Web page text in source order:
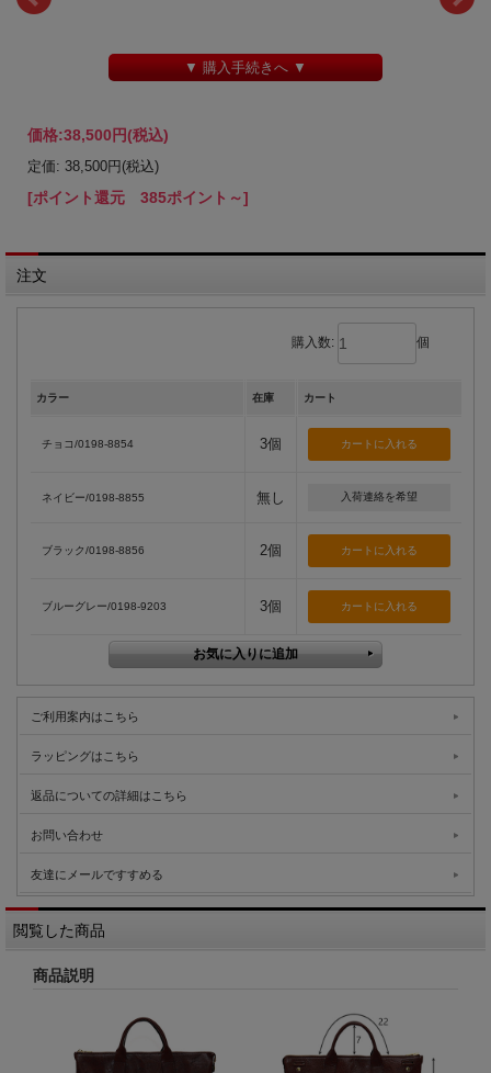
▼ 購入手続きへ ▼
価格:38,500円(税込)
定価: 38,500円(税込)
[ポイント還元 385ポイント～]
注文
購入数: 個
カラー 在庫 カート
チョコ/0198-8854 3個
ネイビー/0198-8855 無し 入荷連絡を希望
ブラック/0198-8856 2個
ブルーグレー/0198-9203 3個
ご利用案内はこちら
ラッピングはこちら
返品についての詳細はこちら
お問い合わせ
友達にメールですすめる
閲覧した商品
商品説明